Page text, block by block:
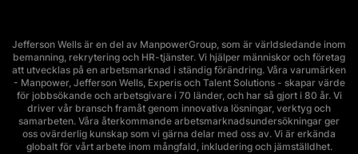
Jefferson Wells är en del av ManpowerGroup, som är världsledande inom
bemanning, rekrytering och HR-tjänster. Vi hjälper människor och företag
att utvecklas på en arbetsmarknad i ständig förändring. Våra varumärken
- Manpower, Jefferson Wells, Experis och Talent Solutions - skapar värde
för jobbsökande och arbetsgivare i 70 länder, och har så gjort i 80 år. Vi
driver vår bransch framåt genom innovativa lösningar, verktyg och
samarbeten. Våra återkommande arbetsmarknadsundersökningar ger
oss ovärderlig kunskap som vi gärna delar med oss av. Vi är erkända
globalt för vårt arbete inom mångfald, inkludering och jämställdhet.